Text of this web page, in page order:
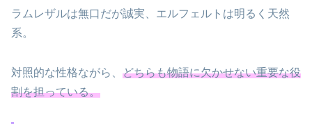
ラムレザルは無口だが誠実、エルフェルトは明るく天然
系。
対照的な性格ながら、 どちらも物語に欠かせない重要な役
割を担っている。